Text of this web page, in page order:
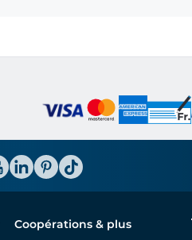
Coopérations & plus